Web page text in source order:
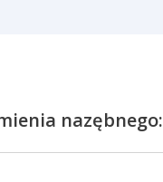
nazębnego: